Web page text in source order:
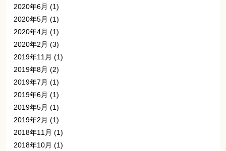
2020年6月 (1)
2020年5月 (1)
2020年4月 (1)
2020年2月 (3)
2019年11月 (1)
2019年8月 (2)
2019年7月 (1)
2019年6月 (1)
2019年5月 (1)
2019年2月 (1)
2018年11月 (1)
2018年10月 (1)